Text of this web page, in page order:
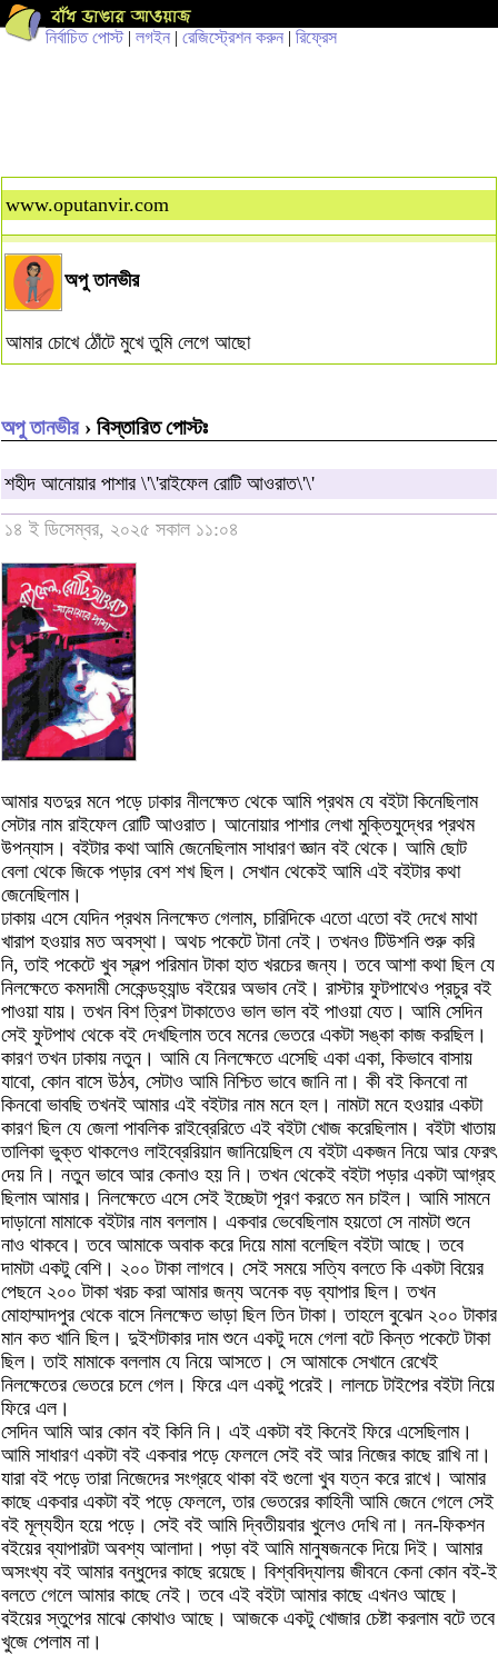
নির্বাচিত পোস্ট| লগইন | রেজিস্ট্রেশন করুন | রিফ্রেস
www.oputanvir.com
অপু তানভীর
আমার চোখে ঠোঁটে মুখে তুমি লেগে আছো
অপু তানভীর› বিস্তারিত পোস্টঃ
শহীদ আনোয়ার পাশার \'\'রাইফেল রোটি আওরাত\'\'
১৪ ই ডিসেম্বর, ২০২৫ সকাল ১১:০৪
আমার যতদুর মনে পড়ে ঢাকার নীলক্ষেত থেকে আমি প্রথম যে বইটা কিনেছিলাম
সেটার নাম রাইফেল রোটি আওরাত। আনোয়ার পাশার লেখা মুক্তিযুদ্ধের প্রথম
উপন্যাস। বইটার কথা আমি জেনেছিলাম সাধারণ জ্ঞান বই থেকে। আমি ছোট
বেলা থেকে জিকে পড়ার বেশ শখ ছিল। সেখান থেকেই আমি এই বইটার কথা
জেনেছিলাম।
ঢাকায় এসে যেদিন প্রথম নিলক্ষেত গেলাম, চারিদিকে এতো এতো বই দেখে মাথা
খারাপ হওয়ার মত অবস্থা। অথচ পকেটে টানা নেই। তখনও টিউশনি শুরু করি
নি, তাই পকেটে খুব স্বল্প পরিমান টাকা হাত খরচের জন্য। তবে আশা কথা ছিল যে
নিলক্ষেতে কমদামী সেকেন্ডহ্যান্ড বইয়ের অভাব নেই। রাস্টার ফুটপাথেও প্রচুর বই
পাওয়া যায়। তখন বিশ ত্রিশ টাকাতেও ভাল ভাল বই পাওয়া যেত। আমি সেদিন
সেই ফুটপাথ থেকে বই দেখছিলাম তবে মনের ভেতরে একটা সঙ্কা কাজ করছিল।
কারণ তখন ঢাকায় নতুন। আমি যে নিলক্ষেতে এসেছি একা একা, কিভাবে বাসায়
যাবো, কোন বাসে উঠব, সেটাও আমি নিশ্চিত ভাবে জানি না। কী বই কিনবো না
কিনবো ভাবছি তখনই আমার এই বইটার নাম মনে হল। নামটা মনে হওয়ার একটা
কারণ ছিল যে জেলা পাবলিক রাইব্রেরিতে এই বইটা খোজ করেছিলাম। বইটা খাতায়
তালিকা ভুক্ত থাকলেও লাইব্রেরিয়ান জানিয়েছিল যে বইটা একজন নিয়ে আর ফেরৎ
দেয় নি। নতুন ভাবে আর কেনাও হয় নি। তখন থেকেই বইটা পড়ার একটা আগ্রহ
ছিলাম আমার। নিলক্ষেতে এসে সেই ইচ্ছেটা পূরণ করতে মন চাইল। আমি সামনে
দাড়ানো মামাকে বইটার নাম বললাম। একবার ভেবেছিলাম হয়তো সে নামটা শুনে
নাও থাকবে। তবে আমাকে অবাক করে দিয়ে মামা বলেছিল বইটা আছে। তবে
দামটা একটু বেশি। ২০০ টাকা লাগবে। সেই সময়ে সত্যি বলতে কি একটা বিয়ের
পেছনে ২০০ টাকা খরচ করা আমার জন্য অনেক বড় ব্যাপার ছিল। তখন
মোহাম্মাদপুর থেকে বাসে নিলক্ষেত ভাড়া ছিল তিন টাকা। তাহলে বুঝেন ২০০ টাকার
মান কত খানি ছিল। দুইশটাকার দাম শুনে একটু দমে গেলা বটে কিন্ত পকেটে টাকা
ছিল। তাই মামাকে বললাম যে নিয়ে আসতে। সে আমাকে সেখানে রেখেই
নিলক্ষেতের ভেতরে চলে গেল। ফিরে এল একটু পরেই। লালচে টাইপের বইটা নিয়ে
ফিরে এল।
সেদিন আমি আর কোন বই কিনি নি। এই একটা বই কিনেই ফিরে এসেছিলাম।
আমি সাধারণ একটা বই একবার পড়ে ফেললে সেই বই আর নিজের কাছে রাখি না।
যারা বই পড়ে তারা নিজেদের সংগ্রহে থাকা বই গুলো খুব যত্ন করে রাখে। আমার
কাছে একবার একটা বই পড়ে ফেললে, তার ভেতরের কাহিনী আমি জেনে গেলে সেই
বই মূল্যহীন হয়ে পড়ে। সেই বই আমি দ্বিতীয়বার খুলেও দেখি না। নন-ফিকশন
বইয়ের ব্যাপারটা অবশ্য আলাদা। পড়া বই আমি মানুষজনকে দিয়ে দিই। আমার
অসংখ্য বই আমার বন্ধুদের কাছে রয়েছে। বিশ্ববিদ্যালয় জীবনে কেনা কোন বই-ই
বলতে গেলে আমার কাছে নেই। তবে এই বইটা আমার কাছে এখনও আছে।
বইয়ের স্তুপের মাঝে কোথাও আছে। আজকে একটু খোজার চেষ্টা করলাম বটে তবে
খুজে পেলাম না।